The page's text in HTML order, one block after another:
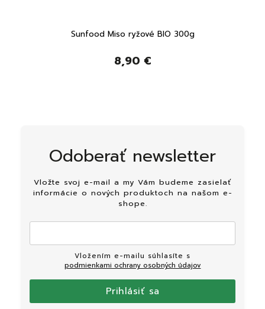
Sunfood Miso ryžové BIO 300g
8,90 €
Odoberať newsletter
Vložte svoj e-mail a my Vám budeme zasielať
informácie o nových produktoch na našom e-
shope.
podmienkami ochrany osobných údajov
Prihlásiť sa